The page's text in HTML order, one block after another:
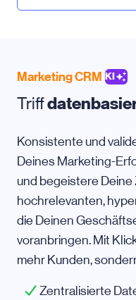
Marketing CRM KI
Triff
Konsistente und
Deines Marketing-
und begeistere Deine
hochrelevanten,
die Deinen
voranbringen. Mit
mehr Kunden,
Zentralisierte